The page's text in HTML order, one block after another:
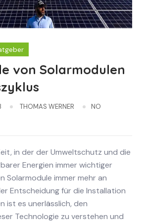
von Solarmodulen
THOMAS WERNER
NO
in der der Umweltschutz und die
Energien immer wichtiger
Solarmodule immer mehr an
Entscheidung für die Installation
ist es unerlässlich, den
Technologie zu verstehen und